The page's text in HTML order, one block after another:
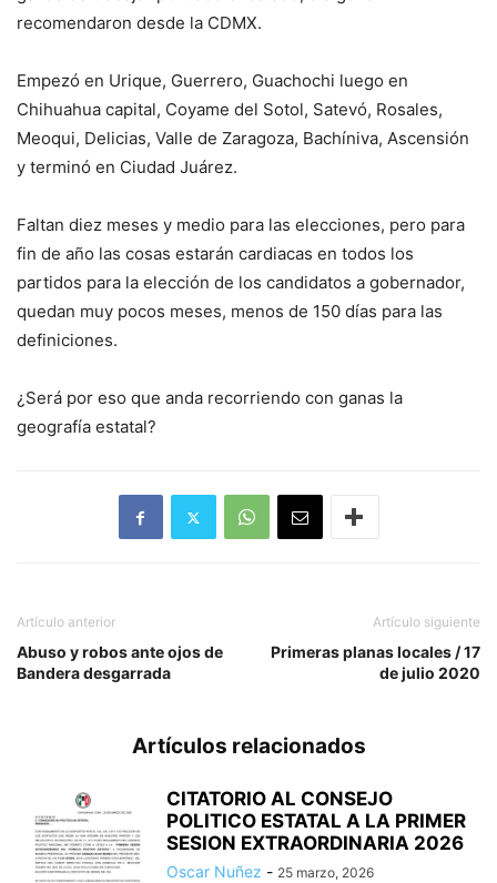
recomendaron desde la CDMX.
Empezó en Urique, Guerrero, Guachochi luego en
Chihuahua capital, Coyame del Sotol, Satevó, Rosales,
Meoqui, Delicias, Valle de Zaragoza, Bachíniva, Ascensión
y terminó en Ciudad Juárez.
Faltan diez meses y medio para las elecciones, pero para
fin de año las cosas estarán cardiacas en todos los
partidos para la elección de los candidatos a gobernador,
quedan muy pocos meses, menos de 150 días para las
definiciones.
¿Será por eso que anda recorriendo con ganas la
geografía estatal?
Artículo anterior
Abuso y robos ante ojos de
Bandera desgarrada
Artículo siguiente
Primeras planas locales / 17
de julio 2020
Artículos relacionados
CITATORIO AL CONSEJO
POLITICO ESTATAL A LA PRIMER
SESION EXTRAORDINARIA 2026
Oscar Nuñez - 25 marzo, 2026